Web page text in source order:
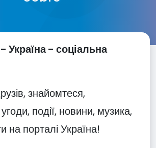
- соціальна
знайомтеся,
події, новини, музика,
на порталі Україна!